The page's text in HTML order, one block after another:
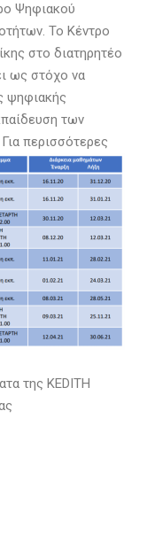
Ψηφιακού
Το Κέντρο
στο διατηρητέο
ως στόχο να
ψηφιακής
των
Για περισσότερες
της KEDITH